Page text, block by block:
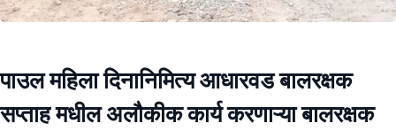
पाउल महिला दिनानिमित्य आधारवड बालरक्षक
सप्ताह मधील अलौकीक कार्य करणाऱ्या बालरक्षक